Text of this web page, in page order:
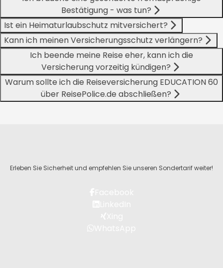
Bestätigung - was tun?
Ist ein Heimaturlaubschutz mitversichert?
Kann ich meinen Versicherungsschutz verlängern?
Ich beende meine Reise eher, kann ich die
Versicherung vorzeitig kündigen?
Warum sollte ich die Reiseversicherung EDUCATION 60
über ReisePolice.de abschließen?
Erleben Sie Sicherheit und empfehlen Sie unseren Sondertarif weiter!